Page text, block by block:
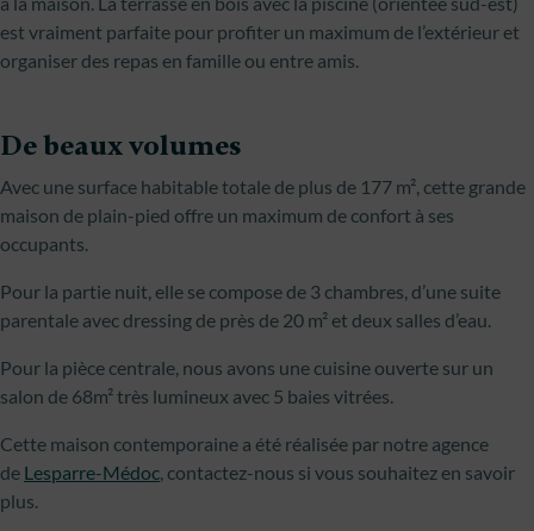
est vraiment parfaite pour profiter un maximum de l’extérieur et
organiser des repas en famille ou entre amis.
De beaux volumes
Avec une surface habitable totale de plus de 177 m², cette grande
maison de plain-pied offre un maximum de confort à ses
occupants.
Pour la partie nuit, elle se compose de 3 chambres, d’une suite
parentale avec dressing de près de 20 m² et deux salles d’eau.
Pour la pièce centrale, nous avons une cuisine ouverte sur un
salon de 68m² très lumineux avec 5 baies vitrées.
Cette maison contemporaine a été réalisée par notre agence
de Lesparre-Médoc, contactez-nous si vous souhaitez en savoir
plus.